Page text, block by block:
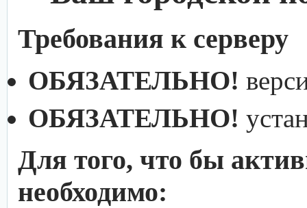
Требования к серверу
ОБЯЗАТЕЛЬНО!
ОБЯЗАТЕЛЬНО!
Для того, что бы
необходимо: